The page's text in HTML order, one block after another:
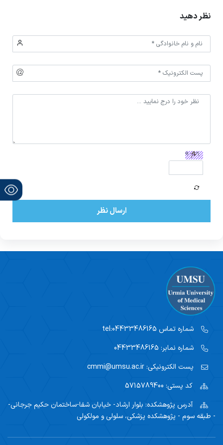
نظر دهید
ارسال نظر
شماره تماس
شماره نمابر:
پست الکترونیکی:
کد پستی:
آدرس پژوهشکده: بلوار ارشاد- خیابان شفا-ساختمان حکیم جرجانی-
- طبقه سوم - پژوهشکده پزشکی، سلولی و مولکولی